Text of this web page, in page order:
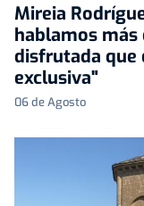
Mireia
hablamos
disfrutada que
exclusiva"
06 de Agosto